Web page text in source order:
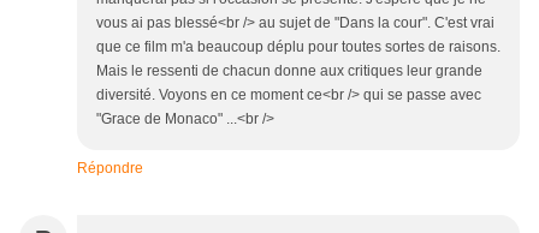
vous ai pas blessé<br /> au sujet de "Dans la cour". C'est vrai
que ce film m'a beaucoup déplu pour toutes sortes de raisons.
Mais le ressenti de chacun donne aux critiques leur grande
diversité. Voyons en ce moment ce<br /> qui se passe avec
"Grace de Monaco" ...<br />
Répondre